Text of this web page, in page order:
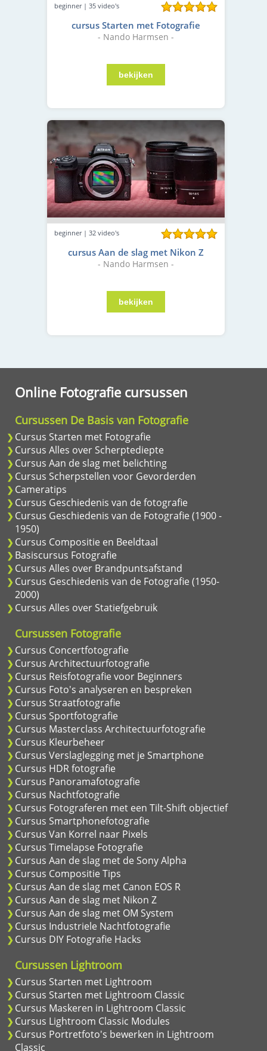
beginner | 35 video's
cursus Starten met Fotografie
- Nando Harmsen -
beginner | 32 video's
cursus Aan de slag met Nikon Z
- Nando Harmsen -
Online Fotografie cursussen
Cursussen De Basis van Fotografie
Cursus Starten met Fotografie
Cursus Alles over Scherptediepte
Cursus Aan de slag met belichting
Cursus Scherpstellen voor Gevorderden
Cameratips
Cursus Geschiedenis van de fotografie
Cursus Geschiedenis van de Fotografie (1900 -
1950)
Cursus Compositie en Beeldtaal
Basiscursus Fotografie
Cursus Alles over Brandpuntsafstand
Cursus Geschiedenis van de Fotografie (1950-
2000)
Cursus Alles over Statiefgebruik
Cursussen Fotografie
Cursus Concertfotografie
Cursus Architectuurfotografie
Cursus Reisfotografie voor Beginners
Cursus Foto's analyseren en bespreken
Cursus Straatfotografie
Cursus Sportfotografie
Cursus Masterclass Architectuurfotografie
Cursus Kleurbeheer
Cursus Verslaglegging met je Smartphone
Cursus HDR fotografie
Cursus Panoramafotografie
Cursus Nachtfotografie
Cursus Fotograferen met een Tilt-Shift objectief
Cursus Smartphonefotografie
Cursus Van Korrel naar Pixels
Cursus Timelapse Fotografie
Cursus Aan de slag met de Sony Alpha
Cursus Compositie Tips
Cursus Aan de slag met Canon EOS R
Cursus Aan de slag met Nikon Z
Cursus Aan de slag met OM System
Cursus Industriele Nachtfotografie
Cursus DIY Fotografie Hacks
Cursussen Lightroom
Cursus Starten met Lightroom
Cursus Starten met Lightroom Classic
Cursus Maskeren in Lightroom Classic
Cursus Lightroom Classic Modules
Cursus Portretfoto's bewerken in Lightroom
Classic